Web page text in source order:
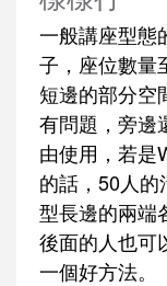
一般講座型態
子，座位數量
短邊的部分空
有問題，旁邊
由使用，若是
的話，50人
型長邊的兩端
後面的人也可
一個好方法。